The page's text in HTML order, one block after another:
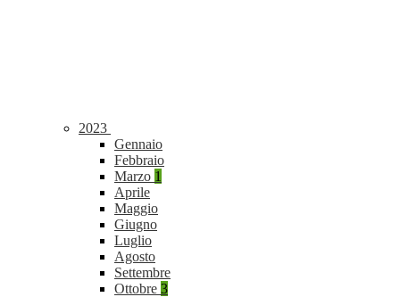
2023
Gennaio
Febbraio
Marzo 1
Aprile
Maggio
Giugno
Luglio
Agosto
Settembre
Ottobre 3